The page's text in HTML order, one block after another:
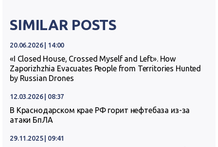
SIMILAR POSTS
20.06.2026 | 14:00
«I Closed House, Crossed Myself and Left». How
Zaporizhzhia Evacuates People from Territories Hunted
by Russian Drones
12.03.2026 | 08:37
В Краснодарском крае РФ горит нефтебаза из-за
атаки БпЛА
29.11.2025 | 09:41